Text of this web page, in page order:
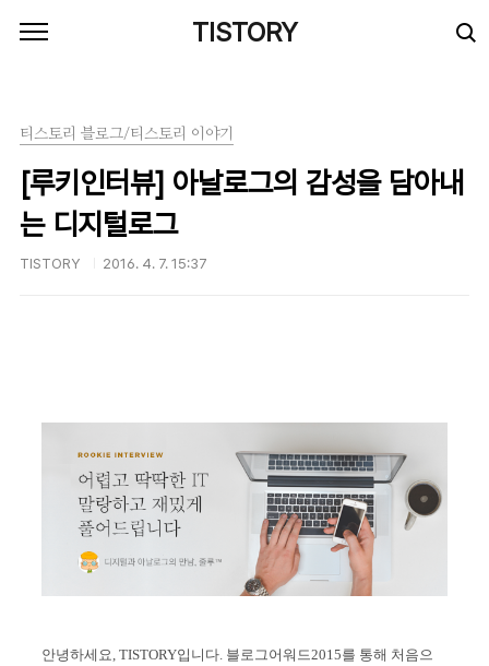
TISTORY
티스토리 블로그/티스토리 이야기
[루키인터뷰] 아날로그의 감성을 담아내
는 디지털로그
TISTORY 2016. 4. 7. 15:37
안녕하세요 , TISTORY입니다 블로그어워드2015를 통해 처음으